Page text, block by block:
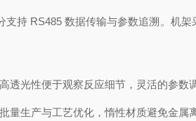
支持 RS485数据传输与参数追溯。机
透光性便于观察反应细节，灵活的参数
量生产与工艺优化，惰性材质避免金属